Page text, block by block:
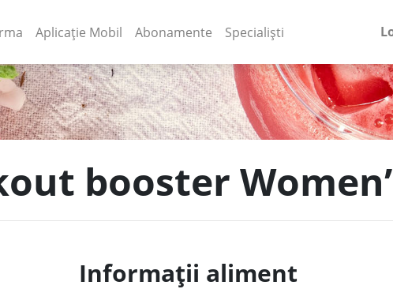
(current)
Aplicație Mobil (current)
Abonamente Specialiști
booster
Informații aliment